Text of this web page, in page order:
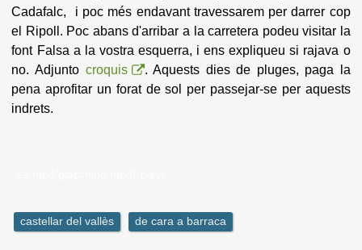
Cadafalc, i poc més endavant travessarem per darrer cop
el Ripoll. Poc abans d'arribar a la carretera podeu visitar la
font Falsa a la vostra esquerra, i ens expliqueu si rajava o
no. Adjunto croquis
. Aquests dies de pluges, paga la
pena aprofitar un forat de sol per passejar-se per aquests
indrets.
castellar del vallès de cara a barraca